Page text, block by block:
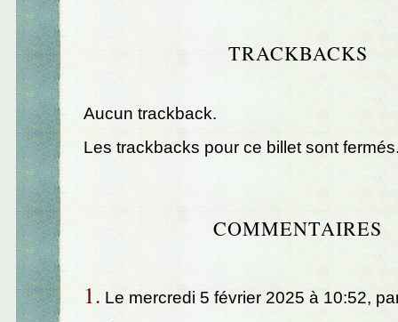
TRACKBACKS
Aucun trackback.
Les trackbacks pour ce billet sont
COMMENTAIRES
1. Le mercredi 5 février 2025 à 10:52,